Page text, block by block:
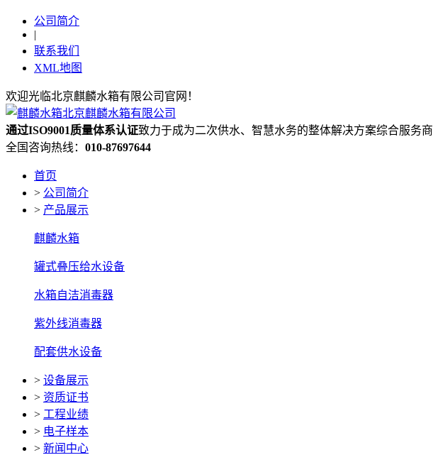
公司简介
|
联系我们
XML地图
欢迎光临北京麒麟水箱有限公司官网！
通过ISO9001质量体系认证致力于成为二次供水、智慧水务的整体解决方案综合服务商
全国咨询热线： 010-87697644
首页
> 公司简介
> 产品展示
麒麟水箱
罐式叠压给水设备
水箱自洁消毒器
紫外线消毒器
配套供水设备
> 设备展示
> 资质证书
> 工程业绩
> 电子样本
> 新闻中心